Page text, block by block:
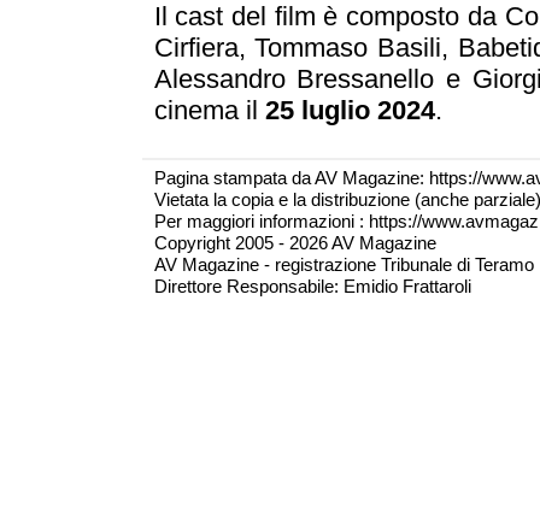
Il cast del film è composto da
Cirfiera, Tommaso Basili,
Alessandro Bressanello e
cinema il 25 luglio 2024.
Pagina stampata da AV Magazine: https://
Vietata la copia e la distribuzione (anche
Per maggiori informazioni : https://
Copyright 2005 - 2026 AV Magazine
AV Magazine - registrazione Tribunale di
Direttore Responsabile: Emidio Frattaroli